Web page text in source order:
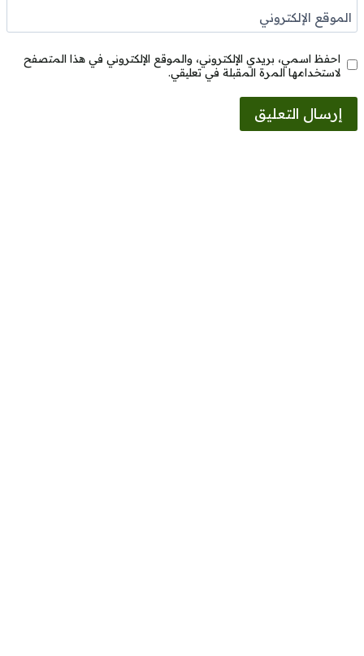
الموقع الإلكتروني
احفظ اسمي، بريدي الإلكتروني، والموقع الإلكتروني في هذا المتصفح
لاستخدامها المرة المقبلة في تعليقي.